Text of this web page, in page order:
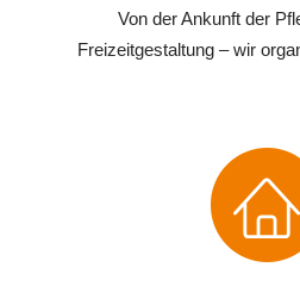
Von der Ankunft der
Freizeitgestaltung – wir